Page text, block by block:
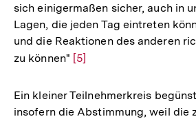
sich einigermaßen sicher, auch in
Lagen, die jeden Tag eintreten
und die Reaktionen des anderen
zu können" Zur
der
Fußnote
[5]
Ein kleiner Teilnehmerkreis
insofern die Abstimmung, weil die